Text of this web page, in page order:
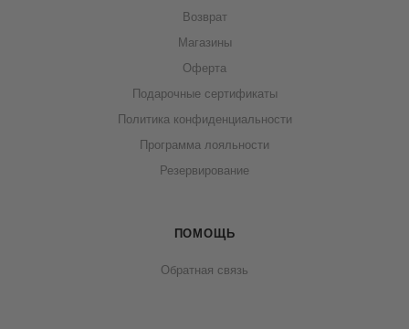
Возврат
Магазины
Оферта
Подарочные сертификаты
Политика конфиденциальности
Программа лояльности
Резервирование
ПОМОЩЬ
Обратная связь